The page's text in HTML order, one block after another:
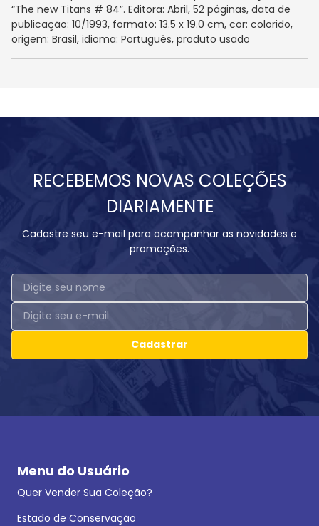
“The new Titans # 84”. Editora: Abril, 52 páginas, data de
publicação: 10/1993, formato: 13.5 x 19.0 cm, cor: colorido,
origem: Brasil, idioma: Português, produto usado
RECEBEMOS NOVAS COLEÇÕES
DIARIAMENTE
Cadastre seu e-mail para acompanhar as novidades e
promoções.
Cadastrar
Menu do Usuário
Quer Vender Sua Coleção?
Estado de Conservação